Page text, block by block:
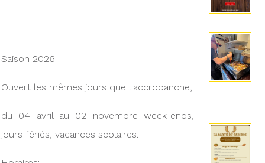
Saison 2026
Ouvert les mêmes jours que l'accrobanche,
du 04 avril au 02 novembre week-ends,
jours fériés, vacances scolaires.